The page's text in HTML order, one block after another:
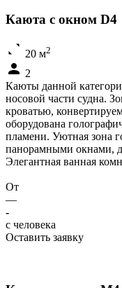
Каюта с окном D4
20 м2
2
Каюты данной
носовой части судна.
кроватью,
оборудована
пламени. Уютная зона
панорамными окнами,
Элегантная ванная
От
—
-
c человека
Оставить заявку